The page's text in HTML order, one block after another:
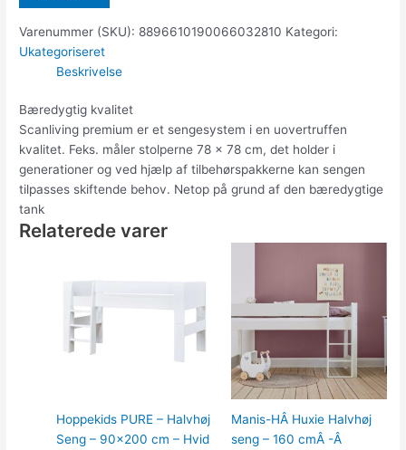
Varenummer (SKU): 8896610190066032810 Kategori:
Ukategoriseret
Beskrivelse
Bæredygtig kvalitet
Scanliving premium er et sengesystem i en uovertruffen
kvalitet. Feks. måler stolperne 78 x 78 cm, det holder i
generationer og ved hjælp af tilbehørspakkerne kan sengen
tilpasses skiftende behov. Netop på grund af den bæredygtige
tank
Relaterede varer
Hoppekids PURE – Halvhøj
Seng – 90×200 cm – Hvid
5,249.00kr..4,199.20kr..
Manis-HÂ Huxie Halvhøj
seng – 160 cmÂ -Â